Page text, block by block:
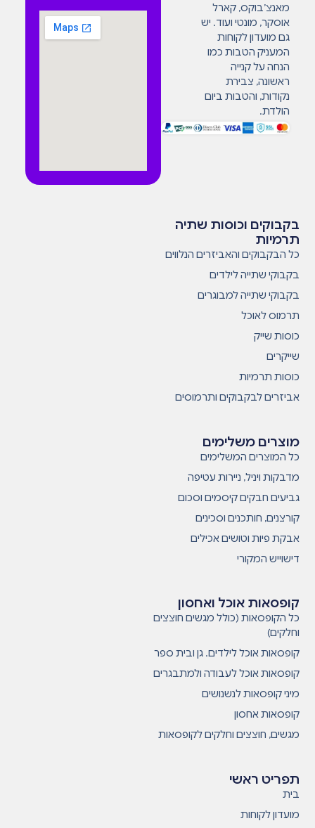
מאנצ’בוקס, קארל
אוסקר, מונטי ועוד. יש
גם מועדון לקוחות
המעניק הטבות כמו
הנחה על קנייה
ראשונה, צבירת
נקודות, והטבות ביום
הולדת.
תפריט ראשי
בית
מועדון לקוחות
קופסאות אוכל ואחסון
כל הקופסאות (כולל מגשים חוצצים
וחלקים)
קופסאות אוכל לילדים. גן ובית ספר
קופסאות אוכל לעבודה ולמתבגרים
מיני קופסאות לנשנושים
קופסאות אחסון
מגשים, חוצצים וחלקים לקופסאות
מוצרים משלימים
כל המוצרים המשלימים
מדבקות ויניל, ניירות עטיפה
גביעים חבקים קיסמים וסכום
קורצנים, חותכנים וסכינים
אבקת פיות וטושים אכילים
דישוייש המקורי
בקבוקים וכוסות שתיה
תרמיות
כל הבקבוקים והאביזרים הנלווים
בקבוקי שתייה לילדים
בקבוקי שתייה למבוגרים
תרמוס לאוכל
כוסות שייק
שייקרים
כוסות תרמיות
אביזרים לבקבוקים ותרמוסים